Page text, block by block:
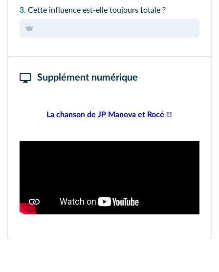
3. Cette influence est-elle toujours totale ?
Supplément numérique
La chanson de JP Manova et Rocé